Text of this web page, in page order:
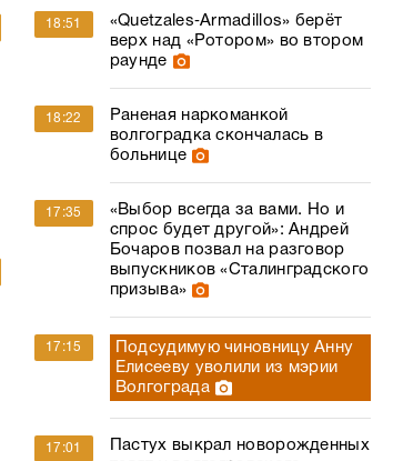
18:51
«Quetzales‑Armadillos» берёт
верх над «Ротором» во втором
раунде
18:22
Раненая наркоманкой
волгоградка скончалась в
больнице
17:35
«Выбор всегда за вами. Но и
спрос будет другой»: Андрей
Бочаров позвал на разговор
выпускников «Сталинградского
призыва»
17:15
Подсудимую чиновницу Анну
Елисееву уволили из мэрии
Волгограда
17:01
Пастух выкрал новорожденных